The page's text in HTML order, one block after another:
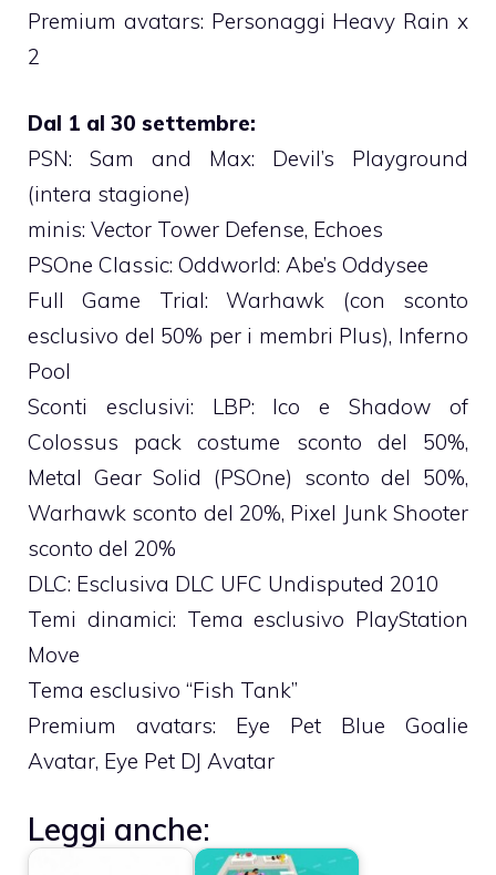
Premium avatars: Personaggi Heavy Rain x
2
Dal 1 al 30 settembre:
PSN: Sam and Max: Devil’s Playground
(intera stagione)
minis: Vector Tower Defense, Echoes
PSOne Classic: Oddworld: Abe’s Oddysee
Full Game Trial: Warhawk (con sconto
esclusivo del 50% per i membri Plus), Inferno
Pool
Sconti esclusivi: LBP: Ico e Shadow of
Colossus pack costume sconto del 50%,
Metal Gear Solid (PSOne) sconto del 50%,
Warhawk sconto del 20%, Pixel Junk Shooter
sconto del 20%
DLC: Esclusiva DLC UFC Undisputed 2010
Temi dinamici: Tema esclusivo PlayStation
Move
Tema esclusivo “Fish Tank”
Premium avatars: Eye Pet Blue Goalie
Avatar, Eye Pet DJ Avatar
Leggi anche: